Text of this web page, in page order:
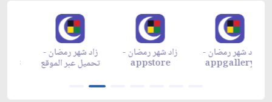
زاد شهر رمضان -
تحميل عبر الموقع
زاد شهر رمضان -
appstore
زاد شهر رمضان -
appgallery